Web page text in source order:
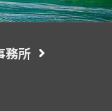
務所